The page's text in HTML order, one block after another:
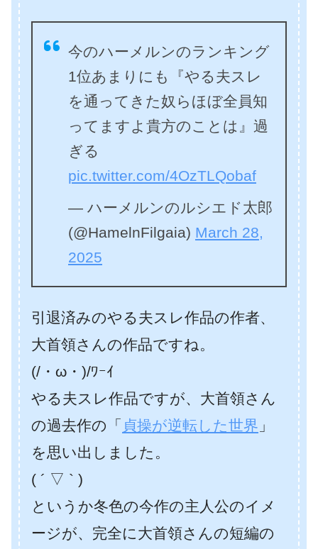
今のハーメルンのランキング
1位あまりにも『やる夫スレ
を通ってきた奴らほぼ全員知
ってますよ貴方のことは』過
ぎる
pic.twitter.com/4OzTLQobaf
— ハーメルンのルシエド太郎
(@HamelnFilgaia) March 28,
2025
引退済みのやる夫スレ作品の作者、
大首領さんの作品ですね。
(/・ω・)/ﾜｰｲ
やる夫スレ作品ですが、大首領さん
の過去作の「 貞操が逆転した世界 」
を思い出しました。
( ´ ▽ ` )
というか冬色の今作の主人公のイメ
ージが、完全に大首領さんの短編の